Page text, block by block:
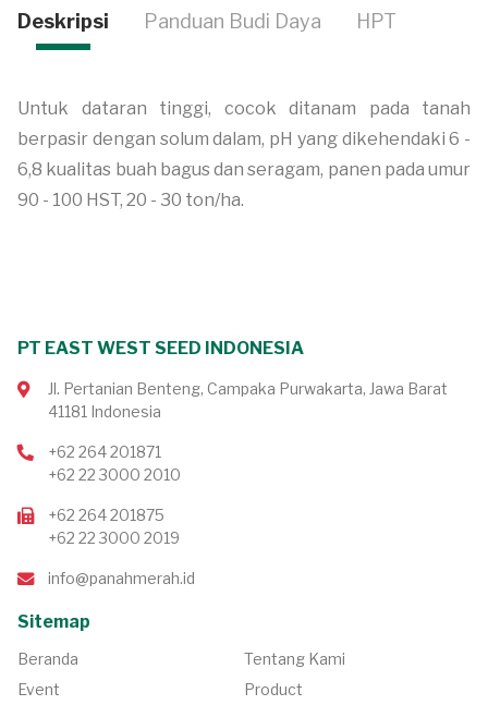
Deskripsi Panduan Budi Daya HPT
Untuk dataran tinggi, cocok ditanam pada tanah
berpasir dengan solum dalam, pH yang dikehendaki 6 -
6,8 kualitas buah bagus dan seragam, panen pada umur
90 - 100 HST, 20 - 30 ton/ha.
PT EAST WEST SEED INDONESIA
Jl. Pertanian Benteng, Campaka Purwakarta, Jawa Barat
41181 Indonesia
+62 264 201871
+62 22 3000 2010
+62 264 201875
+62 22 3000 2019
info@panahmerah.id
Sitemap
Beranda
Tentang Kami
Event
Product